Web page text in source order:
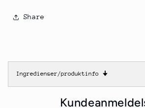
Share
Ingredienser/produktinfo 🠋